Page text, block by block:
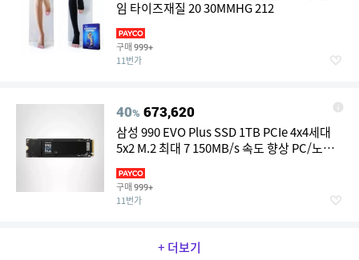
임 타이즈재질 20 30MMHG 212
구매 999+
11번가
40% 673,620
삼성 990 EVO Plus SSD 1TB PCIe 4x4세대
5x2 M.2 최대 7 150MB/s 속도 향상 PC/노트
북용 스토리지
구매 999+
11번가
+ 더보기